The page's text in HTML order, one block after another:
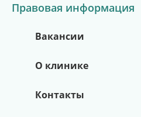
Правовая информация
Вакансии
О клинике
Контакты